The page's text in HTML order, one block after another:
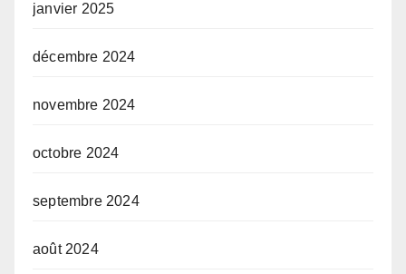
janvier 2025
décembre 2024
novembre 2024
octobre 2024
septembre 2024
août 2024